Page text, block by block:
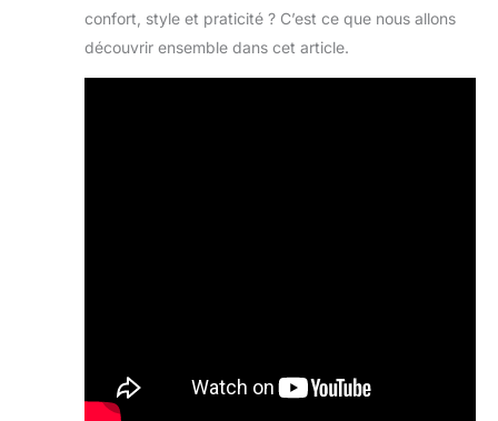
confort, style et praticité ? C’est ce que nous allons
découvrir ensemble dans cet article.